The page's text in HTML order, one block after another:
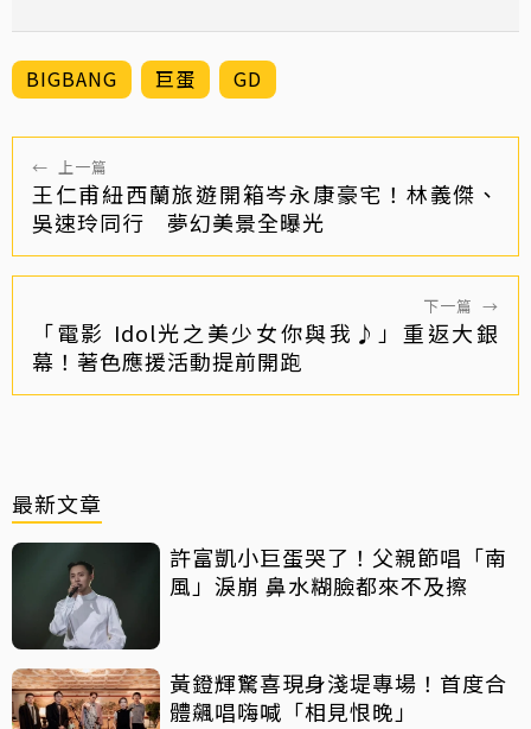
BIGBANG 巨蛋 GD
← 上一篇
王仁甫紐西蘭旅遊開箱岑永康豪宅！林義傑、
吳速玲同行 夢幻美景全曝光
下一篇 →
「電影 Idol光之美少女你與我♪」重返大銀
幕！著色應援活動提前開跑
最新文章
許富凱小巨蛋哭了！父親節唱「南
風」淚崩 鼻水糊臉都來不及擦
黃鐙輝驚喜現身淺堤專場！首度合
體飆唱嗨喊「相見恨晚」